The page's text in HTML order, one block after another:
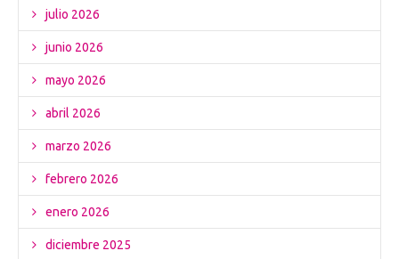
julio 2026
junio 2026
mayo 2026
abril 2026
marzo 2026
febrero 2026
enero 2026
diciembre 2025